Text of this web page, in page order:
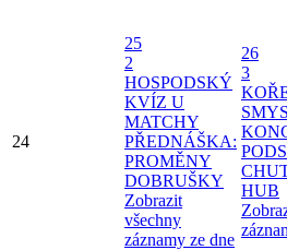
24
25
2
HOSPODSKÝ
KVÍZ U
MATCHY
PŘEDNÁŠKA:
PROMĚNY
DOBRUŠKY
Zobrazit
všechny
záznamy ze dne
26
3
HUB